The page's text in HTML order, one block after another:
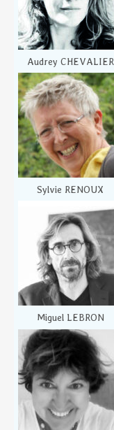
Audrey CHEVALIER
Sylvie RENOUX
Miguel LEBRON